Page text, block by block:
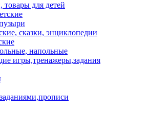
для детей
сказки, энциклопедии
напольные
игры,тренажеры,задания